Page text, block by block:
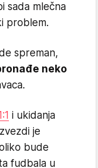
sada mlečna
problem.
spreman,
neko
i ukidanja
je
bude
fudbala u